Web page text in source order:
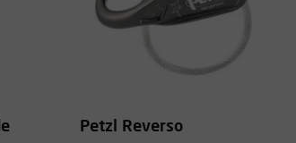
van zeer goede kwaliteit. Verkoper is zeer aan
Petzl Reverso